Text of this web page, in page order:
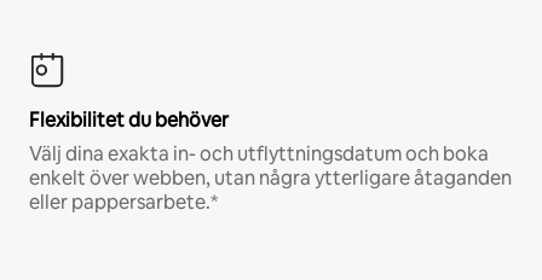
Flexibilitet du behöver
Välj dina exakta in- och utflyttningsdatum och boka
enkelt över webben, utan några ytterligare åtaganden
eller pappersarbete.*